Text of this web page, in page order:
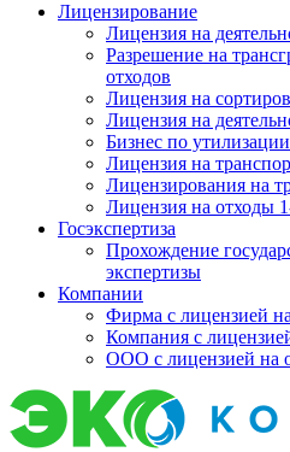
Лицензирование
Лицензия на
Разрешение на
отходов
Лицензия на
Лицензия на
Бизнес по
Лицензия на
Лицензирования на
Лицензия на отходы
Госэкспертиза
Прохождение
экспертизы
Компании
Фирма с лицензией
Компания с
ООО с лицензией на